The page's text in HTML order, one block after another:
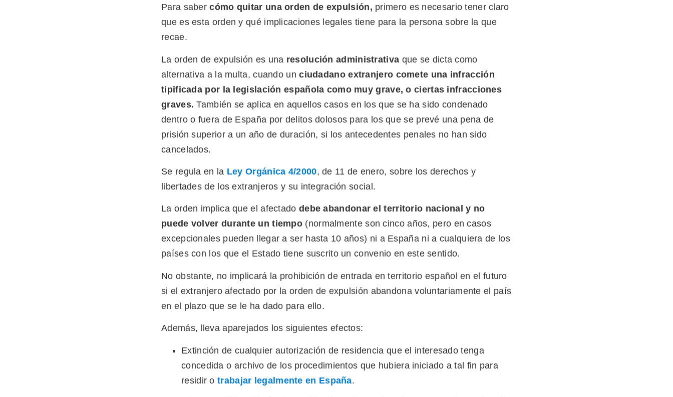
Para sabercómo quitar una orden de expulsión, primero es necesario tener claro
que es esta orden y qué implicaciones legales tiene para la persona sobre la que
recae.
La orden de expulsión es una resolución administrativa que se dicta como
alternativa a la multa, cuando unciudadano extranjero comete una infracción
tipificada por la legislación española como muy grave, o ciertas infracciones
graves. También se aplica en aquellos casos en los que se ha sido condenado
dentro o fuera de España por delitos dolosos para los que se prevé una pena de
prisión superior a un año de duración, si los antecedentes penales no han sido
cancelados.
Se regula en la Ley Orgánica 4/2000, de 11 de enero, sobre los derechos y
libertades de los extranjeros y su integración social.
La orden implica que el afectado debeabandonar el territorio nacionaly no
puede volver durante un tiempo (normalmente son cinco años, pero en casos
excepcionales pueden llegar a ser hasta 10 años) ni a España ni a cualquiera de los
países con los que el Estado tiene suscrito un convenio en este sentido.
No obstante, no implicará la prohibición de entrada en territorio español en el futuro
si el extranjero afectado por la orden de expulsión abandona voluntariamente el país
en el plazo que se le ha dado para ello.
Además, lleva aparejados los siguientes efectos:
Extinción de cualquier autorización de residencia que el interesado tenga
concedida o archivo de los procedimientos que hubiera iniciado a tal fin para
residir o trabajar legalmente en España.